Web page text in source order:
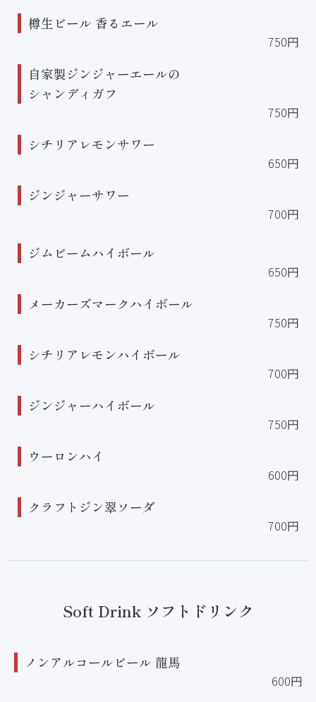
樽生ビール 香るエール
750円
自家製ジンジャーエールの
シャンディガフ
750円
シチリアレモンサワー
650円
ジンジャーサワー
700円
ジムビームハイボール
650円
メーカーズマークハイボール
750円
シチリアレモンハイボール
700円
ジンジャーハイボール
750円
ウーロンハイ
600円
クラフトジン翠ソーダ
700円
Soft Drink ソフトドリンク
ノンアルコールビール 龍馬
600円